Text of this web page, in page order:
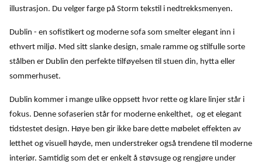
illustrasjon. Du velger farge på Storm tekstil i nedtrekksmenyen.
Dublin - en sofistikert og moderne sofa som smelter elegant inn i
ethvert miljø. Med sitt slanke design, smale ramme og stilfulle sorte
stålben er Dublin den perfekte tilføyelsen til stuen din, hytta eller
sommerhuset.
Dublin kommer i mange ulike oppsett hvor rette og klare linjer står i
fokus. Denne sofaserien står for moderne enkelthet, og et elegant
tidstestet design. Høye ben gir ikke bare dette møbelet effekten av
letthet og visuell høyde, men understreker også trendene til moderne
interiør. Samtidig som det er enkelt å støvsuge og rengjøre under